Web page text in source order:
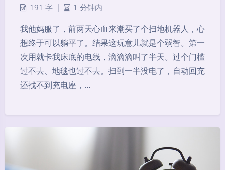
191 字 | 1 分钟内
我他妈服了，前两天心血来潮买了个扫地机器人，心
想终于可以躺平了。结果这玩意儿就是个弱智。第一
次用就卡我床底的电线，滴滴滴叫了半天。过个门槛
过不去、地毯也过不去。扫到一半没电了，自动回充
还找不到充电座，…